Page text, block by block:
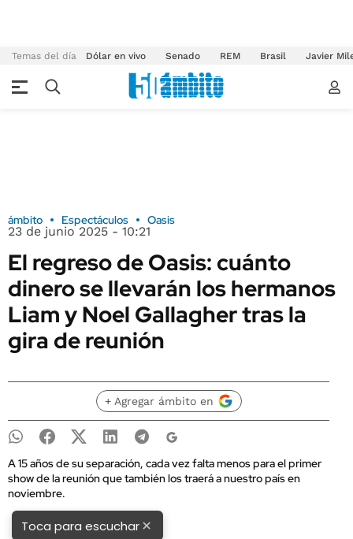
Temas del día Dólar en vivo Senado REM Brasil Javier
ámbito Espectáculos Oasis
23 de junio 2025 - 10:21
El regreso de Oasis: cuánto
dinero se llevarán los hermanos
Liam y Noel Gallagher tras la
gira de reunión
+ Agregar ámbito en
A 15 años de su separación, cada vez falta menos para el primer
show de la reunión que también los traerá a nuestro país en
noviembre.
Toca para escuchar×